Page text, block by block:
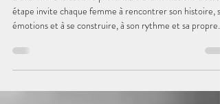
CHANGEMENT
Devenir mère est une profonde transformation. Cette
étape invite chaque femme à rencontrer son histoire,